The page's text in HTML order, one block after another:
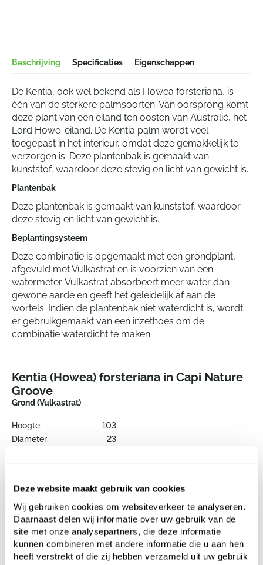
Deze website maakt gebruik van cookies
Wij gebruiken cookies om websiteverkeer te analyseren.
Daarnaast delen wij informatie over uw gebruik van de
site met onze analysepartners, die deze informatie
kunnen combineren met andere informatie die u aan hen
heeft verstrekt of die zij hebben verzameld uit uw gebruik
Beschrijving Specificaties Eigenschappen
De Kentia, ook wel bekend als Howea forsteriana, is
één van de sterkere palmsoorten. Van oorsprong komt
deze plant van een eiland ten oosten van Australië, het
Lord Howe-eiland. De Kentia palm wordt veel
toegepast in het interieur, omdat deze gemakkelijk te
verzorgen is. Deze plantenbak is gemaakt van
kunststof, waardoor deze stevig en licht van gewicht is.
Plantenbak
Deze plantenbak is gemaakt van kunststof, waardoor
deze stevig en licht van gewicht is.
Beplantingsysteem
Deze combinatie is opgemaakt met een grondplant,
afgevuld met Vulkastrat en is voorzien van een
watermeter. Vulkastrat absorbeert meer water dan
gewone aarde en geeft het geleidelijk af aan de
wortels. Indien de plantenbak niet waterdicht is, wordt
er gebruikgemaakt van een inzethoes om de
combinatie waterdicht te maken.
Kentia (Howea) forsteriana in Capi Nature
Groove
Grond (Vulkastrat)
Hoogte:
103
Diameter:
23
Bestel hier de losse onderdelen